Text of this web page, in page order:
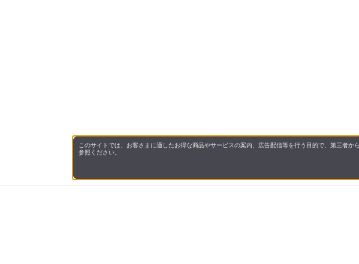
このサイトでは、お客さまに適したお得な商品やサービスの案内、広告配信等を行う目的で、第三者
参照ください。